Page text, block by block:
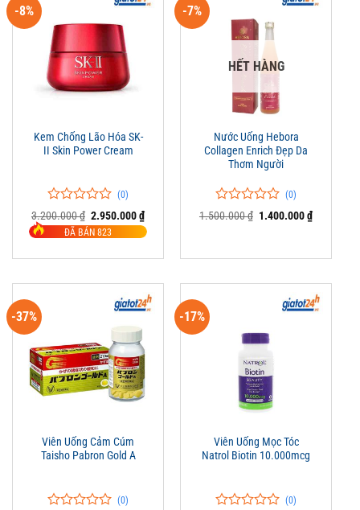
-8%
Kem Chống Lão Hóa SK-
II Skin Power Cream
0
trên
5
0
(0)
3.200.000₫ Giá
gốc
là:
2.950.000₫Giá
hiện
tại
2.950.000 ₫.
ĐÃ BÁN 823
-7%
HẾT HÀNG
Nước Uống Hebora
Collagen Enrich Đẹp Da
Thơm Người
0
0
(0)
1.500.000₫ Giá
1.400.000₫Giá
hiện
1.400.000
-37%
Viên Uống Cảm Cúm
Taisho Pabron Gold A
(0)
-17%
Viên Uống Mọc Tóc
Natrol Biotin 10.000mcg
(0)